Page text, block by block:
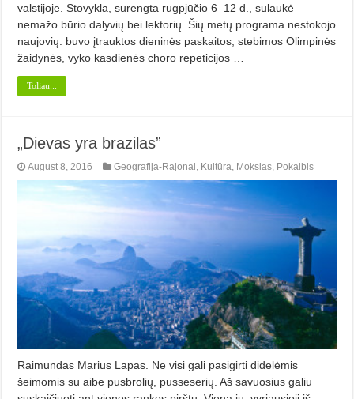
valstijoje. Stovykla, surengta rugpjūčio 6–12 d., sulaukė
nemažo būrio dalyvių bei lektorių. Šių metų programa nestokojo
naujovių: buvo įtrauktos dieninės paskaitos, stebimos Olimpinės
žaidynės, vyko kasdienės choro repeticijos …
Toliau...
„Dievas yra brazilas”
August 8, 2016 Geografija-Rajonai Kultūra Mokslas Pokalbis
Raimundas Marius Lapas. Ne visi gali pasigirti didelėmis
šeimomis su aibe pusbrolių, pusseserių. Aš savuosius galiu